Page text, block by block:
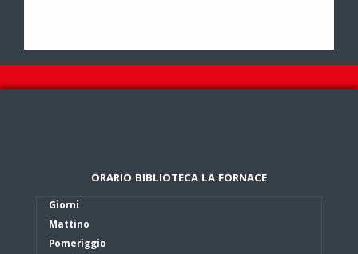
ORARIO BIBLIOTECA LA FORNACE
Giorni
Mattino
Pomeriggio